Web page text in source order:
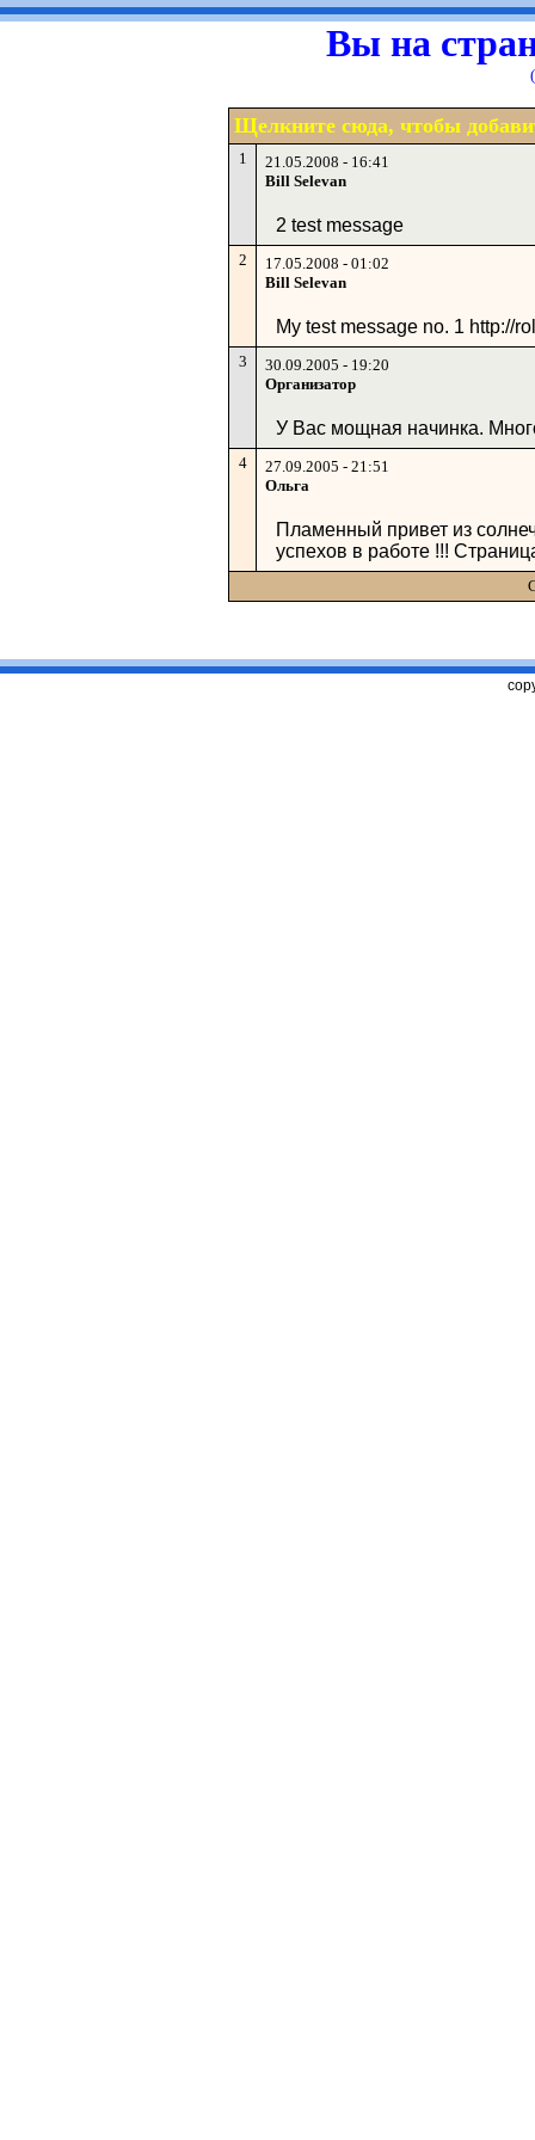
Вы на
Щелкните сюда, чтобы
1
21.05.2008 - 16:41
Bill Selevan
2 test message
2
17.05.2008 - 01:02
Bill Selevan
My test message no. 1 http://
3
30.09.2005 - 19:20
Организатор
У Вас мощная начинка.
4
27.09.2005 - 21:51
Ольга
Пламенный привет из
успехов в работе !!!